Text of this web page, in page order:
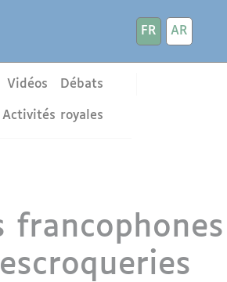
FR
AR
Vidéos Débats
Activités royales
francophones